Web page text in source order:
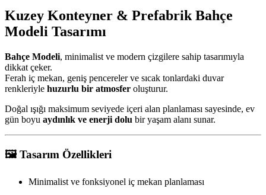
Kuzey Konteyner & Prefabrik Bahçe
Modeli Tasarımı
Bahçe Modeli, minimalist ve modern çizgilere sahip tasarımıyla
dikkat çeker.
Ferah iç mekan, geniş pencereler ve sıcak tonlardaki duvar
renkleriyle huzurlu bir atmosfer oluşturur.
Doğal ışığı maksimum seviyede içeri alan planlaması sayesinde, ev
gün boyu aydınlık ve enerji dolu bir yaşam alanı sunar.
🖼️ Tasarım Özellikleri
Minimalist ve fonksiyonel iç mekan planlaması